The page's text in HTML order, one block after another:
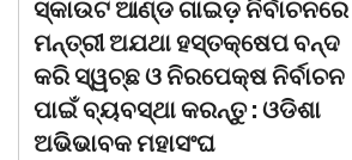
ଅବସରପ୍ରାପ୍ତ ଶିକ୍ଷୟିତ୍ରୀ
ଶ୍ରୀମତୀ ଅନ୍ନପୂର୍ଣ୍ଣା ମିଶ୍ରଙ୍କ
ଅବସରକାଳୀନ ସମ୍ବର୍ଦ୍ଧନା
ଭଦ୍ରକ ବ୍ଲକ ଜଗଦଳପୁର ଗ୍ରାମପଞ୍ଚାୟତ